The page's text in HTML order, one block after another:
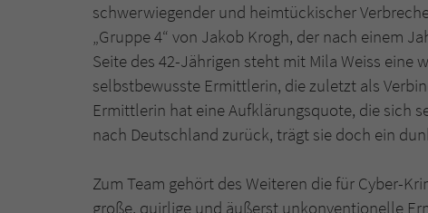
schwerwiegender und heimtückischer
„Gruppe 4“ von Jakob Krogh, der nach einem
Seite des 42-Jährigen steht mit Mila Weiss eine
selbstbewusste Ermittlerin, die zuletzt als
Ermittlerin hat eine Aufklärungsquote, die sich
nach Deutschland zurück, trägt sie doch ein
Zum Team gehört des Weiteren die für Cyber-
große, quirlige und äußerst unkonventionelle